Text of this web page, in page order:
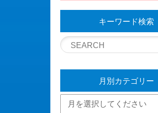
キーワード検索
月別カテゴリー